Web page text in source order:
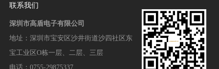
联系我们
深圳市高盾电子有限公司
地址： 深圳市宝安区沙井街道沙四社区东
宝工业区O栋一层、二层、三层
电话：0755-29875337